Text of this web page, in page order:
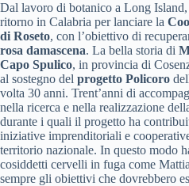
Dal lavoro di botanico a Long
ritorno in Calabria per lanciare la
di Roseto, con l’obiettivo di
rosa damascena. La bella storia di
Capo Spulico, in provincia di
al sostegno del progetto Policoro
volta 30 anni. Trent’anni di
nella ricerca e nella realizzazione
durante i quali il progetto ha
iniziative imprenditoriali e
territorio nazionale. In questo modo
cosiddetti cervelli in fuga come
sempre gli obiettivi che dovrebbero